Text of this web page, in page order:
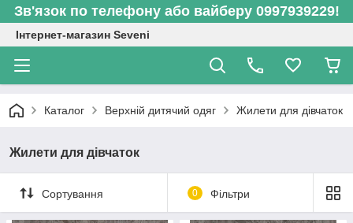
Зв'язок по телефону або вайберу 0997939229!
Інтернет-магазин Seveni
Каталог Верхній дитячий одяг Жилети для дівчаток
Жилети для дівчаток
Сортування 0 Фільтри